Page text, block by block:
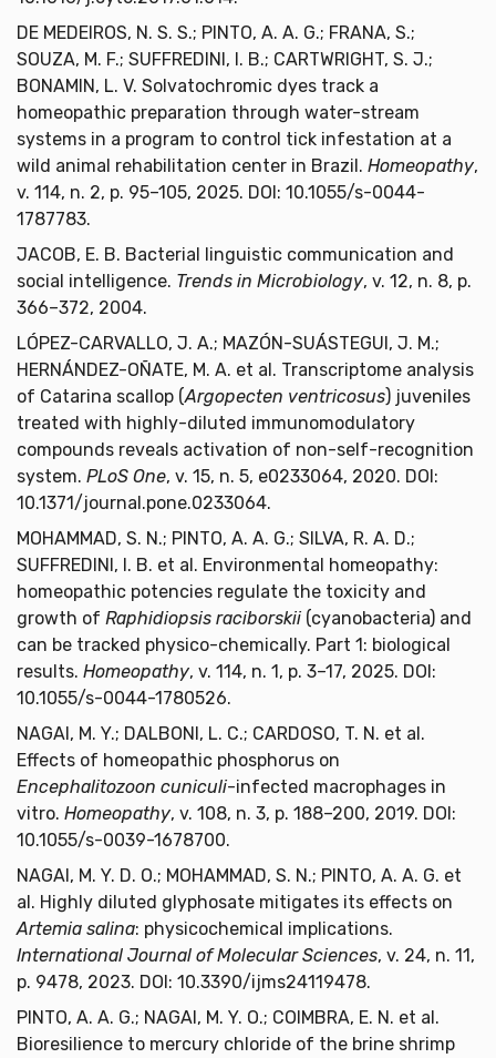
DE MEDEIROS, N. S. S.; PINTO, A. A. G.; FRANA, S.;
SOUZA, M. F.; SUFFREDINI, I. B.; CARTWRIGHT, S. J.;
BONAMIN, L. V. Solvatochromic dyes track a
homeopathic preparation through water-stream
systems in a program to control tick infestation at a
wild animal rehabilitation center in Brazil. Homeopathy,
v. 114, n. 2, p. 95–105, 2025. DOI: 10.1055/s-0044-
1787783.
JACOB, E. B. Bacterial linguistic communication and
social intelligence. Trends in Microbiology, v. 12, n. 8, p.
366–372, 2004.
LÓPEZ-CARVALLO, J. A.; MAZÓN-SUÁSTEGUI, J. M.;
HERNÁNDEZ-OÑATE, M. A. et al. Transcriptome analysis
of Catarina scallop (Argopecten ventricosus) juveniles
treated with highly-diluted immunomodulatory
compounds reveals activation of non-self-recognition
system. PLoS One, v. 15, n. 5, e0233064, 2020. DOI:
10.1371/journal.pone.0233064.
MOHAMMAD, S. N.; PINTO, A. A. G.; SILVA, R. A. D.;
SUFFREDINI, I. B. et al. Environmental homeopathy:
homeopathic potencies regulate the toxicity and
growth of Raphidiopsis raciborskii (cyanobacteria) and
can be tracked physico-chemically. Part 1: biological
results. Homeopathy, v. 114, n. 1, p. 3–17, 2025. DOI:
10.1055/s-0044-1780526.
NAGAI, M. Y.; DALBONI, L. C.; CARDOSO, T. N. et al.
Effects of homeopathic phosphorus on
Encephalitozoon cuniculi-infected macrophages in
vitro. Homeopathy, v. 108, n. 3, p. 188–200, 2019. DOI:
10.1055/s-0039-1678700.
NAGAI, M. Y. D. O.; MOHAMMAD, S. N.; PINTO, A. A. G. et
al. Highly diluted glyphosate mitigates its effects on
Artemia salina: physicochemical implications.
International Journal of Molecular Sciences, v. 24, n. 11,
p. 9478, 2023. DOI: 10.3390/ijms24119478.
PINTO, A. A. G.; NAGAI, M. Y. O.; COIMBRA, E. N. et al.
Bioresilience to mercury chloride of the brine shrimp